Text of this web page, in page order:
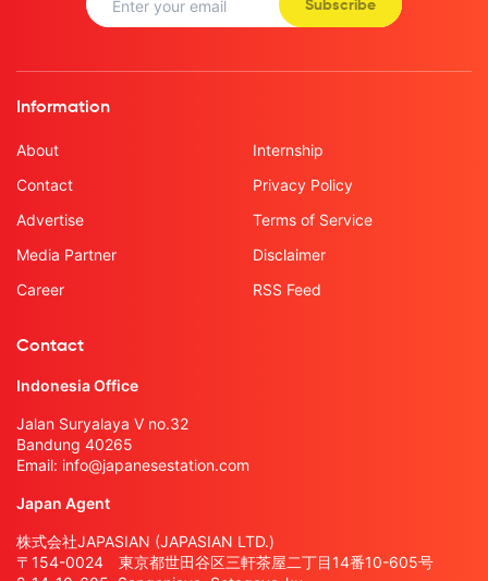
Subscribe
Information
About
Contact
Advertise
Media Partner
Career
Internship
Privacy Policy
Terms of Service
Disclaimer
RSS Feed
Contact
Indonesia Office
Jalan Suryalaya V no.32
Bandung 40265
Email: info@japanesestation.com
Japan Agent
株式会社JAPASIAN (JAPASIAN LTD.)
〒154-0024 東京都世田谷区三軒茶屋二丁目14番10-605号